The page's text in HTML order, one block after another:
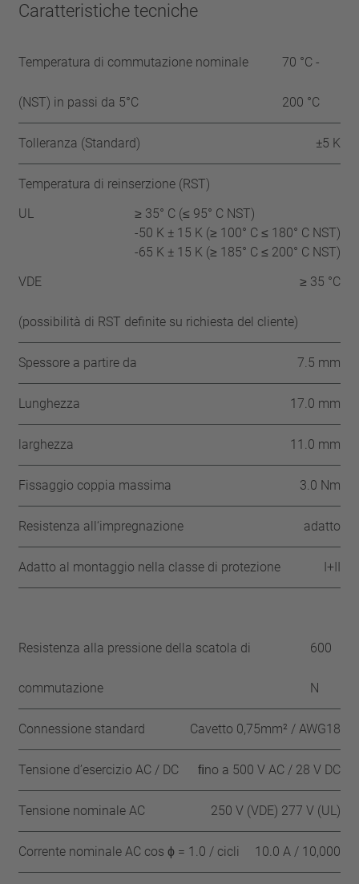
Caratteristiche tecniche
Temperatura di commutazione nominale
(NST) in passi da 5°C
70 °C -
200 °C
Tolleranza (Standard) ±5 K
Temperatura di reinserzione (RST)
UL
≥ 35° C (≤ 95° C NST)
-50 K ± 15 K (≥ 100° C ≤ 180° C NST)
-65 K ± 15 K (≥ 185° C ≤ 200° C NST)
VDE
≥ 35 °C
(possibilità di RST definite su richiesta del cliente)
Spessore a partire da 7.5 mm
Lunghezza 17.0 mm
larghezza 11.0 mm
Fissaggio coppia massima 3.0 Nm
Resistenza all‘impregnazione adatto
Adatto al montaggio nella classe di protezione I+II
Resistenza alla pressione della scatola di
commutazione
600
N
Connessione standard Cavetto 0,75mm² / AWG18
Tensione d’esercizio AC / DC ﬁno a 500 V AC / 28 V DC
Tensione nominale AC 250 V (VDE) 277 V (UL)
Corrente nominale AC cos ϕ = 1.0 / cicli 10.0 A / 10,000